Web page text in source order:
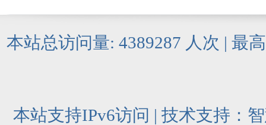
本站总访问量: 4389287 人次 | 最
本站支持IPv6访问 | 技术支持：